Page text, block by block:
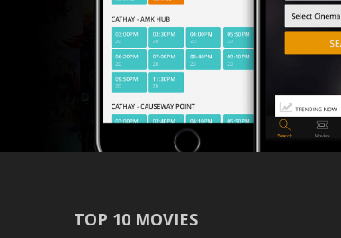
TOP 10 MOVIES